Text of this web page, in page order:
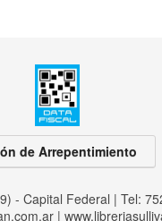
de Arrepentimiento
- Capital Federal | Tel:
|